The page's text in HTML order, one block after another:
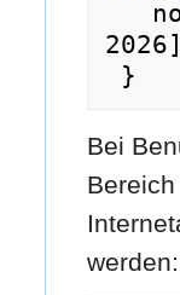
Bei
werden: